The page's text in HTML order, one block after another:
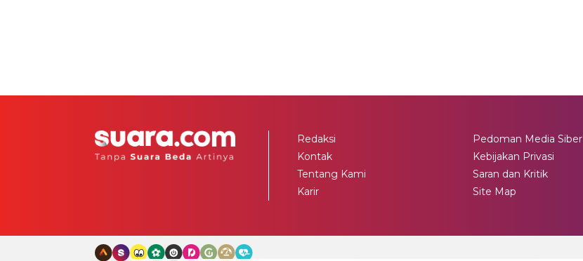
Redaksi
Kontak
Tentang Kami
Karir
Pedoman Media Siber
Kebijakan Privasi
Saran dan Kritik
Site Map